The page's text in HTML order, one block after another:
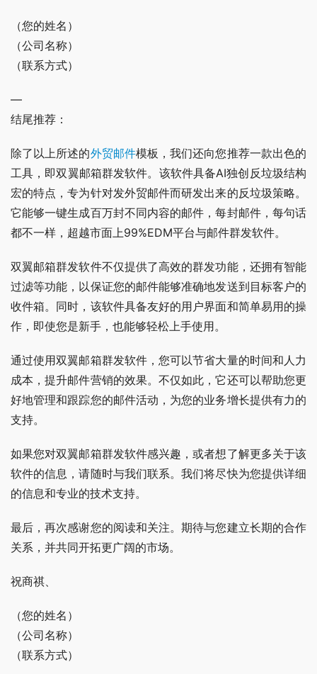
（您的姓名）
（公司名称）
（联系方式）
—
结尾推荐：
除了以上所述的外贸邮件模板，我们还向您推荐一款出色的
工具，即双翼邮箱群发软件。该软件具备AI独创反垃圾结构
宏的特点，专为针对发外贸邮件而研发出来的反垃圾策略。
它能够一键生成百万封不同内容的邮件，每封邮件，每句话
都不一样，超越市面上99%EDM平台与邮件群发软件。
双翼邮箱群发软件不仅提供了高效的群发功能，还拥有智能
过滤等功能，以保证您的邮件能够准确地发送到目标客户的
收件箱。同时，该软件具备友好的用户界面和简单易用的操
作，即使您是新手，也能够轻松上手使用。
通过使用双翼邮箱群发软件，您可以节省大量的时间和人力
成本，提升邮件营销的效果。不仅如此，它还可以帮助您更
好地管理和跟踪您的邮件活动，为您的业务增长提供有力的
支持。
如果您对双翼邮箱群发软件感兴趣，或者想了解更多关于该
软件的信息，请随时与我们联系。我们将尽快为您提供详细
的信息和专业的技术支持。
最后，再次感谢您的阅读和关注。期待与您建立长期的合作
关系，并共同开拓更广阔的市场。
祝商祺、
（您的姓名）
（公司名称）
（联系方式）